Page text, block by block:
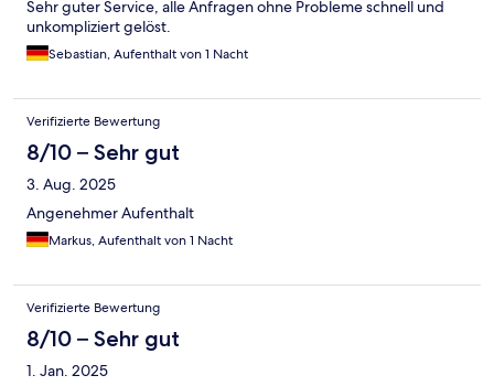
Sehr guter Service, alle Anfragen ohne Probleme schnell und
unkompliziert gelöst.
Sebastian, Aufenthalt von 1 Nacht
Verifizierte Bewertung
8/10 – Sehr gut
3. Aug. 2025
Angenehmer Aufenthalt
Markus, Aufenthalt von 1 Nacht
Verifizierte Bewertung
8/10 – Sehr gut
1. Jan. 2025